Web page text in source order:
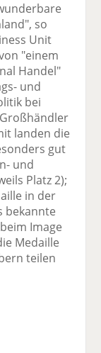
so
Unit
"einem
Handel"
und
bei
landen die
gut
und
Platz 2);
in der
bekannte
Image
Medaille
teilen